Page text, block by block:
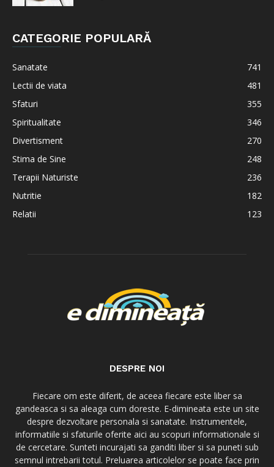
CATEGORIE POPULARĂ
Sanatate
741
Lectii de viata
481
Sfaturi
355
Spiritualitate
346
Divertisment
270
Stima de Sine
248
Terapii Naturiste
236
Nutritie
182
Relatii
123
DESPRE NOI
Fiecare om este diferit, de aceea fiecare este liber sa
gandeasca si sa aleaga cum doreste. E-dimineata este un site
despre dezvoltare personala si sanatate. Instrumentele,
informatiile si sfaturile oferite aici au scopuri informationale si
de cercetare. Sunteti incurajati sa ganditi liber si sa puneti sub
semnul intrebarii totul. Preluarea articolelor se poate face prin